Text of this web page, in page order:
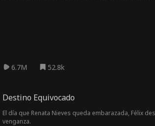
6.7M 52.8k
Destino Equivocado
El día que Renata Nieves queda embarazada, Félix
venganza.